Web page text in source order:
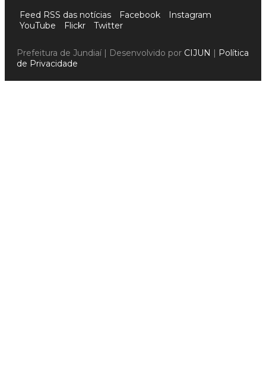
Feed RSS das notícias Facebook
Instagram
YouTube
Flickr Twitter
Prefeitura de Jundiaí | Desenvolvido por CIJUN | Política
de Privacidade